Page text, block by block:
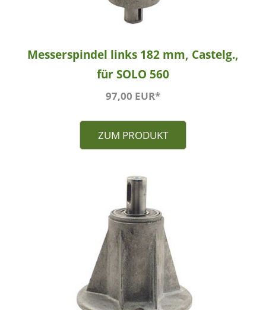
Messerspindel links 182 mm, Castelg.,
für SOLO 560
97,00 EUR*
ZUM PRODUKT